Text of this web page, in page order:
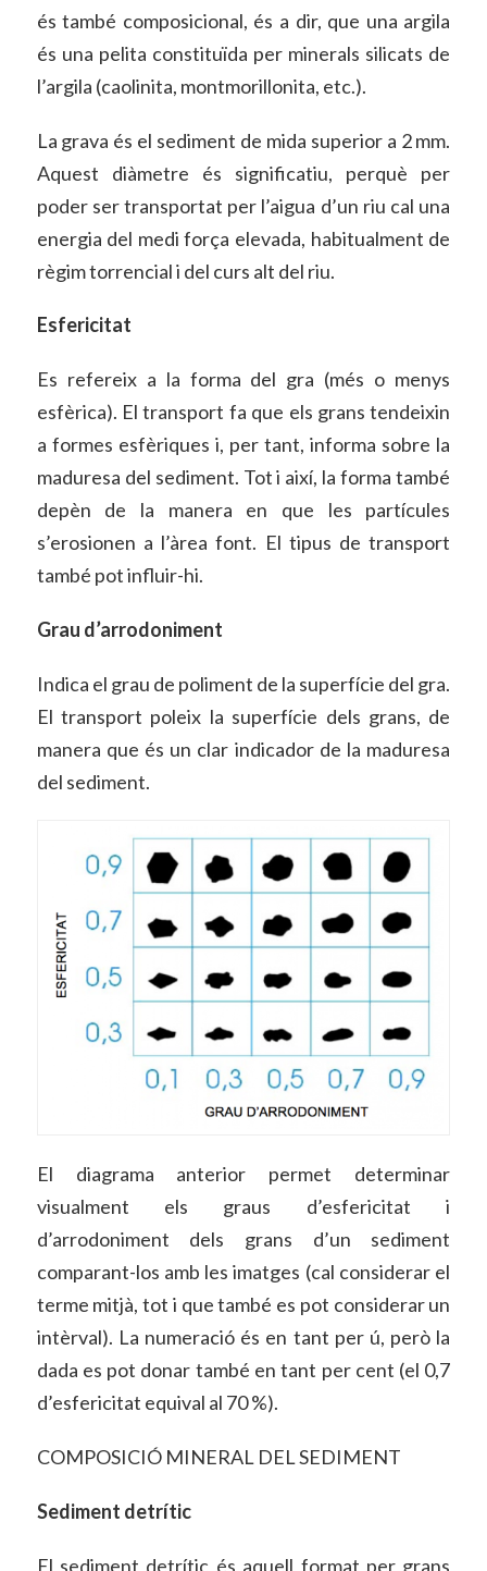
és també composicional, és a dir, que una argila
és una pelita constituïda per minerals silicats de
l’argila (caolinita, montmorillonita, etc.).
La grava és el sediment de mida superior a 2 mm.
Aquest diàmetre és significatiu, perquè per
poder ser transportat per l’aigua d’un riu cal una
energia del medi força elevada, habitualment de
règim torrencial i del curs alt del riu.
Esfericitat
Es refereix a la forma del gra (més o menys
esfèrica). El transport fa que els grans tendeixin
a formes esfèriques i, per tant, informa sobre la
maduresa del sediment. Tot i així, la forma també
depèn de la manera en que les partícules
s’erosionen a l’àrea font. El tipus de transport
també pot influir-hi.
Grau d’arrodoniment
Indica el grau de poliment de la superfície del gra.
El transport poleix la superfície dels grans, de
manera que és un clar indicador de la maduresa
del sediment.
El diagrama anterior permet determinar
visualment els graus d’esfericitat i
d’arrodoniment dels grans d’un sediment
comparant-los amb les imatges (cal considerar el
terme mitjà, tot i que també es pot considerar un
intèrval). La numeració és en tant per ú, però la
dada es pot donar també en tant per cent (el 0,7
d’esfericitat equival al 70 %).
COMPOSICIÓ MINERAL DEL SEDIMENT
Sediment detrític
El sediment detrític és aquell format per grans